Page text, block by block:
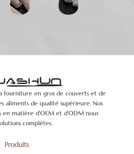
fourniture en gros de couverts et de
aliments de qualité supérieure. Nos
en matière d'OEM et d'ODM nous
complètes.
Produits